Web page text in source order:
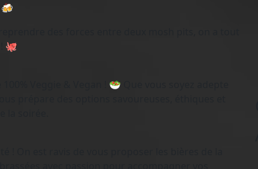
🍻
des forces entre deux mosh pits, on a tout
🐙
Veggie & Vegan ! 🥗 Que vous soyez adepte
prépare des options savoureuses, éthiques et
soirée.
! On est ravis de vous proposer les bières de la
avec passion pour accompagner vos